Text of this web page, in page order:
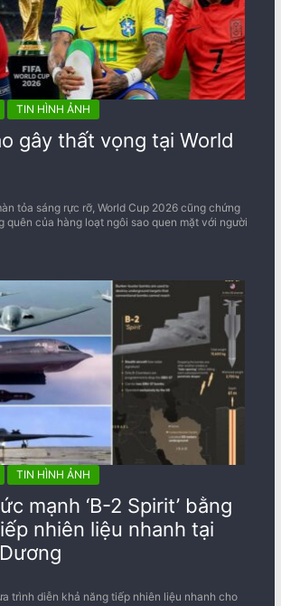
TIN HÌNH ẢNH
gây thất vọng tại World
tỏa sáng rực rỡ, World Cup 2026 cũng chứng
quên của hàng loạt ngôi sao quen mặt với người
TIN HÌNH ẢNH
mạnh ‘B-2 Spirit’ bằng
nhiên liệu nhanh tại
trình diễn khả năng tiếp nhiên liệu nhanh cho